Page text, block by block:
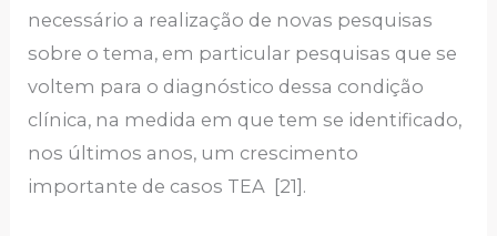
necessário a realização de novas pesquisas
sobre o tema, em particular pesquisas que se
voltem para o diagnóstico dessa condição
clínica, na medida em que tem se identificado,
nos últimos anos, um crescimento
importante de casos TEA [21].